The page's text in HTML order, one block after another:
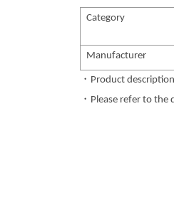
Category
Manufacturer
・Product
・Please refer to